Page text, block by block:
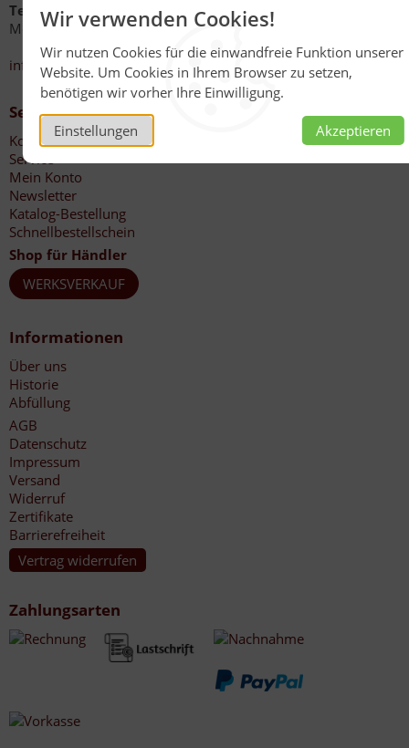
Wir verwenden Cookies!
Wir nutzen Cookies für die einwandfreie Funktion unserer
Website. Um Cookies in Ihrem Browser zu setzen,
benötigen wir vorher Ihre Einwilligung.
Einstellungen Akzeptieren
Telefonzeiten
Mo - Fr 08:00 - 12:00 Uhr
13:30 - 17:00 Uhr
info@honig-reinmuth.de
Service
Kontakt
Service
Mein Konto
Newsletter
Katalog-Bestellung
Schnellbestellschein
Shop für Händler
WERKSVERKAUF
Informationen
Über uns
Historie
Abfüllung
AGB
Datenschutz
Impressum
Versand
Widerruf
Zertifikate
Barrierefreiheit
Vertrag widerrufen
Zahlungsarten